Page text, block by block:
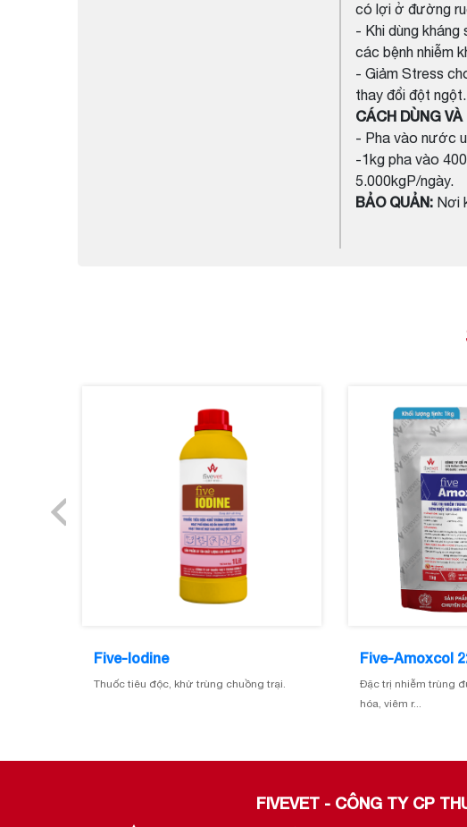
có lợi ở đường
- Khi dùng
các bệnh nhiễm
- Giảm Stress
thay đổi đột ngột.
CÁCH DÙNG
- Pha vào nước
-1kg pha vào
5.000kgP/ngày.
BẢO QUẢN: Nơi
Five-Iodine
Thuốc tiêu độc, khử trùng chuồng trại.
Five-Amoxcol
Đặc trị nhiễm trùng
hóa, viêm r...
FIVEVET - CÔNG TY CP